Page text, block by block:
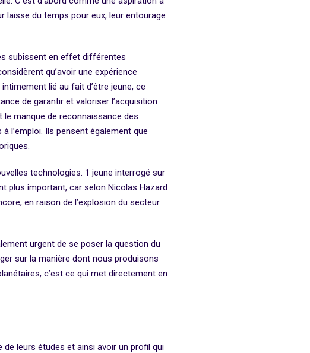
laisse du temps pour eux, leur entourage
subissent en effet différentes
qu’avoir une expérience
lié au fait d’être jeune, ce
de garantir et valoriser l’acquisition
le manque de reconnaissance des
l’emploi. Ils pensent également que
technologies. 1 jeune interrogé sur
plus important, car selon Nicolas Hazard
en raison de l’explosion du secteur
urgent de se poser la question du
sur la manière dont nous produisons
c’est ce qui met directement en
leurs études et ainsi avoir un profil qui